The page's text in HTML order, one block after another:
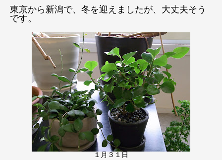
東京から新潟で、冬を迎えましたが、大丈夫そう
です。
１月３１日